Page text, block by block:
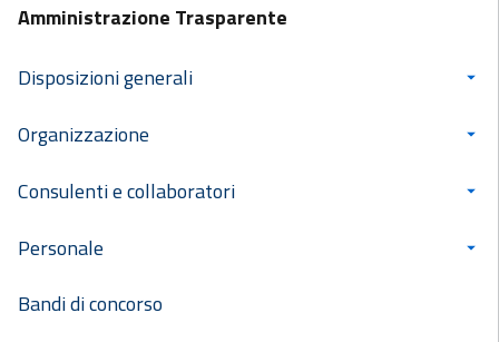
Amministrazione Trasparente
Disposizioni generali
Organizzazione
Consulenti e collaboratori
Personale
Bandi di concorso